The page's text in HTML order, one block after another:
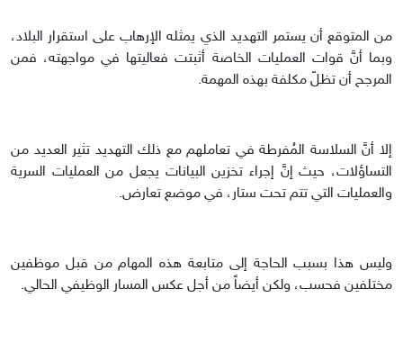
من المتوقع أن يستمر التهديد الذي يمثله الإرهاب على استقرار البلاد،
وبما أنَّ قوات العمليات الخاصة أثبتت فعاليتها في مواجهته، فمن
المرجح أن تظلّ مكلفة بهذه المهمة.
إلا أنَّ السلاسة المُفرطة في تعاملهم مع ذلك التهديد تثير العديد من
التساؤلات، حيث إنَّ إجراء تخزين البيانات يجعل من العمليات السرية
والعمليات التي تتم تحت ستار، في موضع تعارض.
وليس هذا بسبب الحاجة إلى متابعة هذه المهام من قبل موظفين
مختلفين فحسب، ولكن أيضاً من أجل عكس المسار الوظيفي الحالي.